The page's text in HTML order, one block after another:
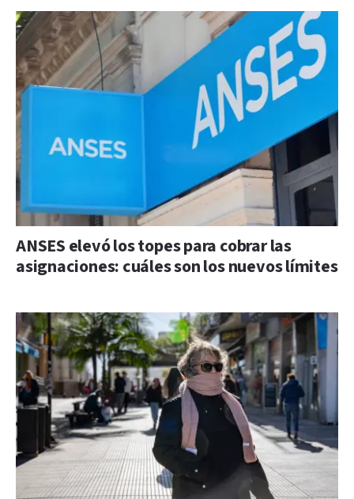
ANSES elevó los topes para cobrar las
asignaciones: cuáles son los nuevos límites